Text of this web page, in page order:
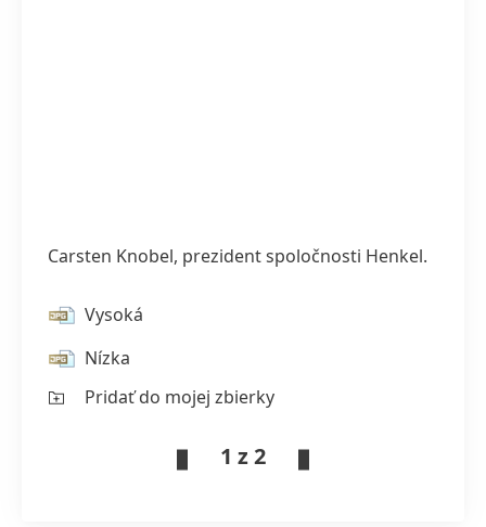
Carsten Knobel, prezident spoločnosti Henkel.
Vysoká
Nízka
Pridať do mojej zbierky
1 z 2